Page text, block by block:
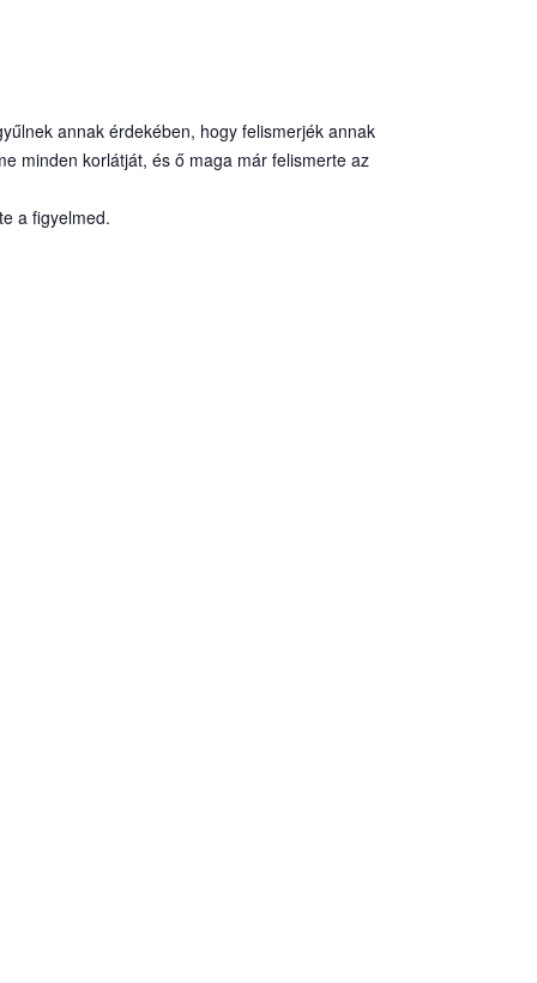
annak érdekében, hogy felismerjék annak
minden korlátját, és ő maga már felismerte az
a figyelmed.